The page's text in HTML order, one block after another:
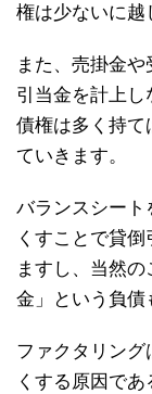
権は少ないに越
また、売掛金
引当金を計上
債権は多く持て
ていきます。
バランスシート
くすことで貸
ますし、当然
金」という負債
ファクタリン
くする原因で